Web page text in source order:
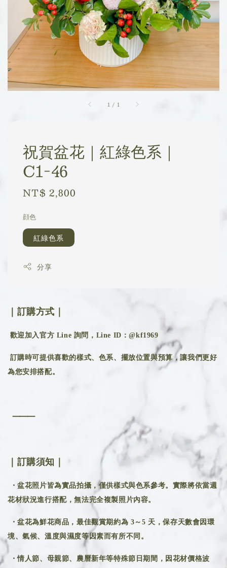
1 / 1
祝賀盆花｜紅綠色系｜
C1-46
Regular
NT$ 2,800
顔色
紅綠色系
分享
｜訂購方式｜
歡迎加入官方 Line 詢問，Line ID：@kf1969
訂購時可提供喜歡的樣式、色系、擺放位置與預算，讓我們更好
為您安排搭配。
⸻
｜訂購須知｜
・盆花照片皆為實品拍攝，僅供樣式與色系參考。實際將依當週
花材狀況進行搭配，無法完全複製照片內容。
・盆花為鮮花商品，最佳觀賞期約為 3～5 天，保存天數會因環
境、氣候、溫度與濕度等因素而有所不同。
・情人節、母親節、農曆新年等特殊節日期間，因花材價格波